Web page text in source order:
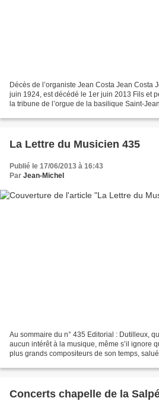
Décès de l’organiste Jean Costa Jean Costa
juin 1924, est décédé le 1er juin 2013 Fils et
la tribune de l’orgue de la basilique Saint-
La Lettre du Musicien 435
Publié le 17/06/2013 à 16:43
Par Jean-Michel
Au sommaire du n° 435 Editorial : Dutilleux,
aucun intérêt à la musique, même s’il ignore
plus grands compositeurs de son temps,
Concerts chapelle de la